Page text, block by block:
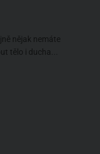
nějak nemáte
tělo i ducha...